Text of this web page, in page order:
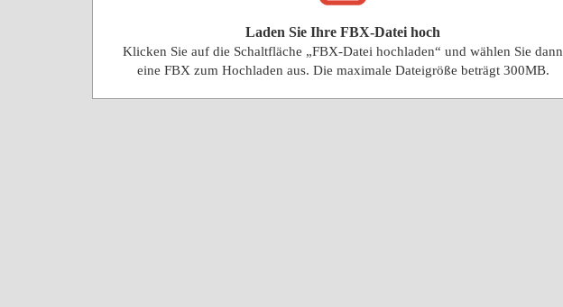
Laden Sie Ihre FBX-Datei hoch
Klicken Sie auf die Schaltfläche „FBX-Datei hochladen“ und wählen Sie dann
eine FBX zum Hochladen aus. Die maximale Dateigröße beträgt 300MB.